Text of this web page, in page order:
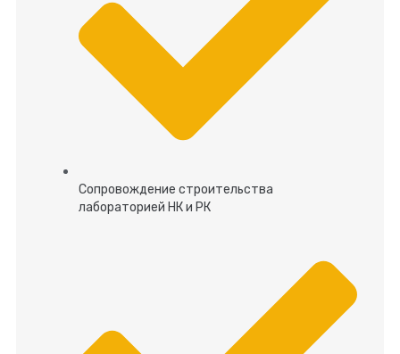
Сопровождение строительства
лабораторией НК и РК